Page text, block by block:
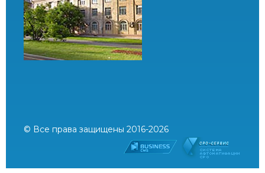
© Все права защищены 2016-2026